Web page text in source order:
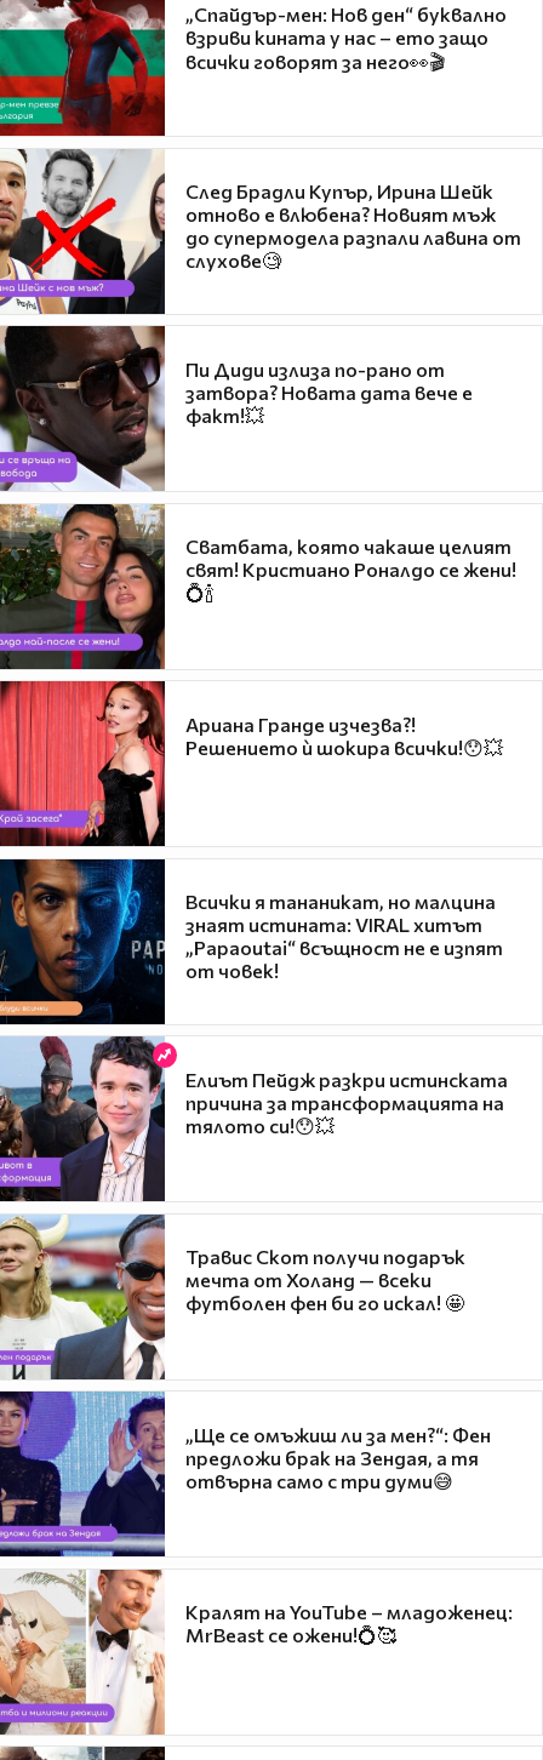
„Спайдър-мен: Нов ден“ буквално
взриви кината у нас – ето защо
всички говорят за него👀🎬
След Брадли Купър, Ирина Шейк
отново е влюбена? Новият мъж
до супермодела разпали лавина от
слухове🧐
Пи Диди излиза по-рано от
затвора? Новата дата вече е
факт!💥
Сватбата, която чакаше целият
свят! Кристиано Роналдо се жени!
💍🍾
Ариана Гранде изчезва?!
Решението ѝ шокира всички!😯💥
Всички я тананикат, но малцина
знаят истината: VIRAL хитът
„Papaoutai“ всъщност не е изпят
от човек!
Елиът Пейдж разкри истинската
причина за трансформацията на
тялото си!😯💥
Травис Скот получи подарък
мечта от Холанд — всеки
футболен фен би го искал! 🤩
„Ще се омъжиш ли за мен?“: Фен
предложи брак на Зендая, а тя
отвърна само с три думи😅
Кралят на YouTube – младоженец:
MrBeast се ожени!💍🥰